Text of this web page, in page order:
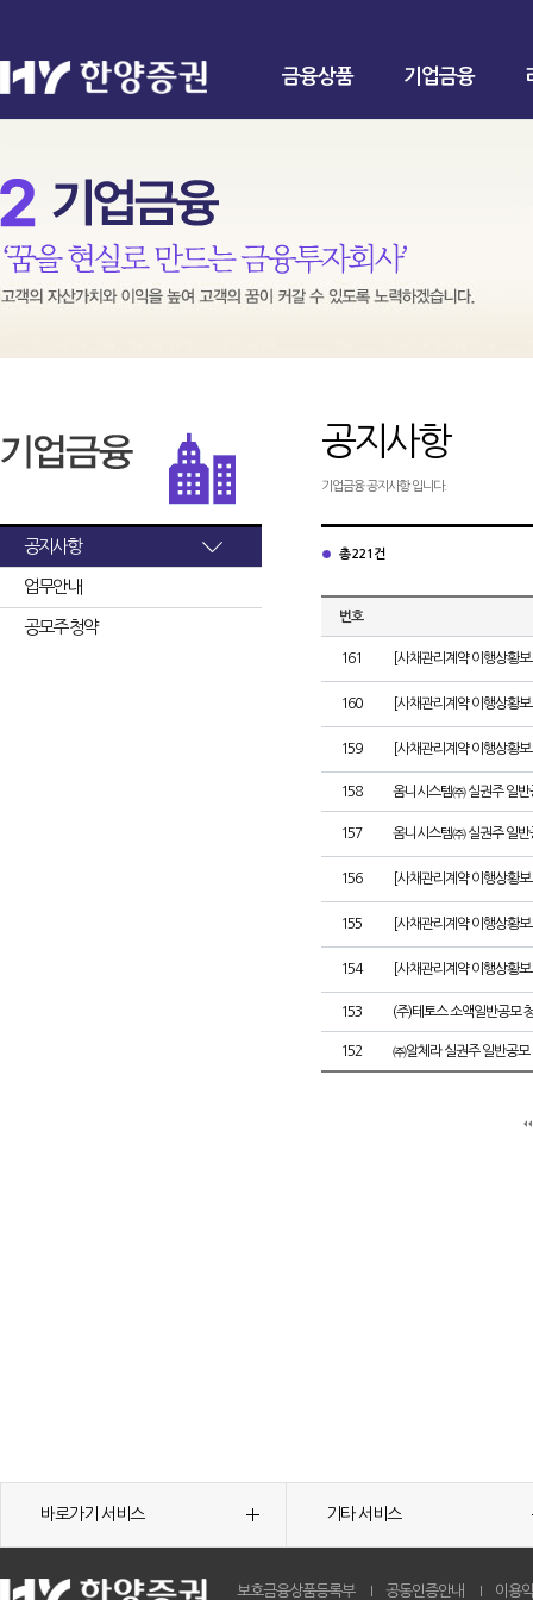
금융상품 기업금융
공지사항
업무안내
공모주 청약
공지사항
기업금융 공지사항 입니다.
총 221건
번호
161 [사채관리계약 이행상황
160 [사채관리계약 이행상황
159 [사채관리계약 이행상황
158 옴니시스템㈜ 실권주 일반
157 옴니시스템㈜ 실권주 일반
156 [사채관리계약 이행상황
155 [사채관리계약 이행상황
154 [사채관리계약 이행상황
153 (주)테토스 소액일반공모
152 ㈜알체라 실권주 일반공모
바로가기 서비스 기타 서비스
보호금융상품등록부 공동인증안내 이용